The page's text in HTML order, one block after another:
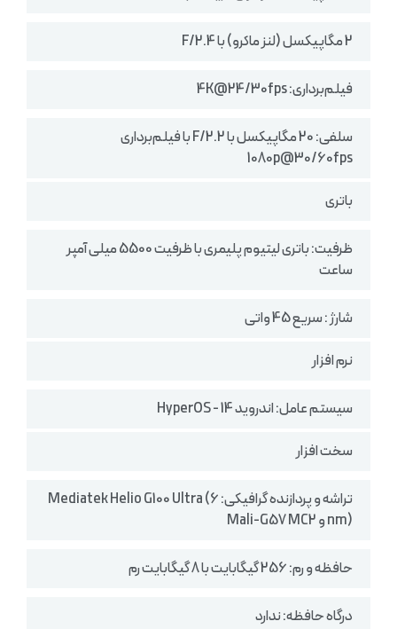
2 مگاپیکسل (لنز ماکرو) با F/2.4
فیلم‌برداری: 4K@24/30fps
سلفی: 20 مگاپیکسل با F/2.2 با فیلم‌برداری
1080p@30/60fps
باتری
ظرفیت: باتری لیتیوم پلیمری با ظرفیت 5500 میلی آمپر
ساعت
شارژ : سریع 45 واتی
نرم افزار
سیستم‌ عامل: اندروید 14 - HyperOS
سخت افزار
تراشه و پردازنده گرافیکی: Mediatek Helio G100 Ultra (6
nm) و Mali-G57 MC2
حافظه و رم: 256 گیگابایت با 8 گیگابایت رم
درگاه حافظه: ندارد